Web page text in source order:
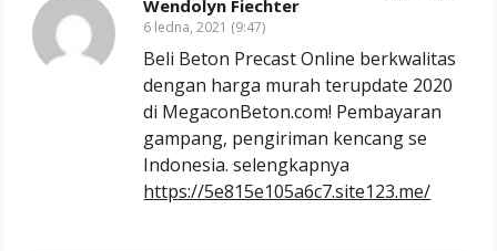
Wendolyn Fiechter
6 ledna, 2021 (9:47)
Beli Beton Precast Online berkwalitas
dengan harga murah terupdate 2020
di MegaconBeton.com! Pembayaran
gampang, pengiriman kencang se
Indonesia. selengkapnya
https://5e815e105a6c7.site123.me/